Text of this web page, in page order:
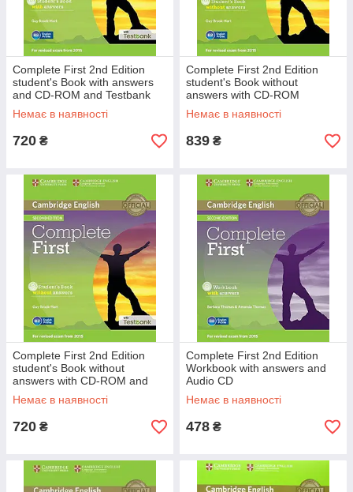
Complete First 2nd Edition
student's Book with answers
and CD-ROM and Testbank
Немає в наявності
720 ₴
Complete First 2nd Edition
student's Book without
answers with CD-ROM
Немає в наявності
839 ₴
Complete First 2nd Edition
student's Book without
answers with CD-ROM and
Testbank
Немає в наявності
720 ₴
Complete First 2nd Edition
Workbook with answers and
Audio CD
Немає в наявності
478 ₴